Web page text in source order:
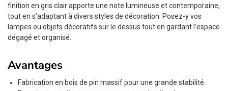
finition en gris clair apporte une note lumineuse et contemporaine,
tout en s’adaptant à divers styles de décoration. Posez-y vos
lampes ou objets décoratifs sur le dessus tout en gardant l’espace
dégagé et organisé.
Avantages
Fabrication en bois de pin massif pour une grande stabilité.